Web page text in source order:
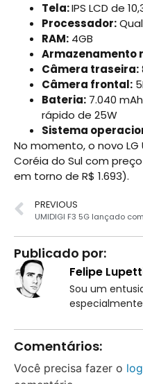
Tela:IPS LCD de
Processador:
RAM: 4GB
Armazenamento
Câmera traseira:
Câmera frontal:
Bateria: 7.040
rápido de 25W
Sistema
No momento, o novo
Coréia do Sul com
em torno de R$ 1.693).
PREVIOUS
Publicado por:
Felipe
Sou um
Comentários:
Você precisa fazer o